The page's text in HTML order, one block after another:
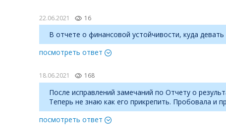
22.06.2021 16
В отчете о финансовой устойчивости, куда
посмотреть ответ
18.06.2021 168
После исправлений замечаний по Отчету о
Теперь не знаю как его прикрепить. Пробовала и
посмотреть ответ